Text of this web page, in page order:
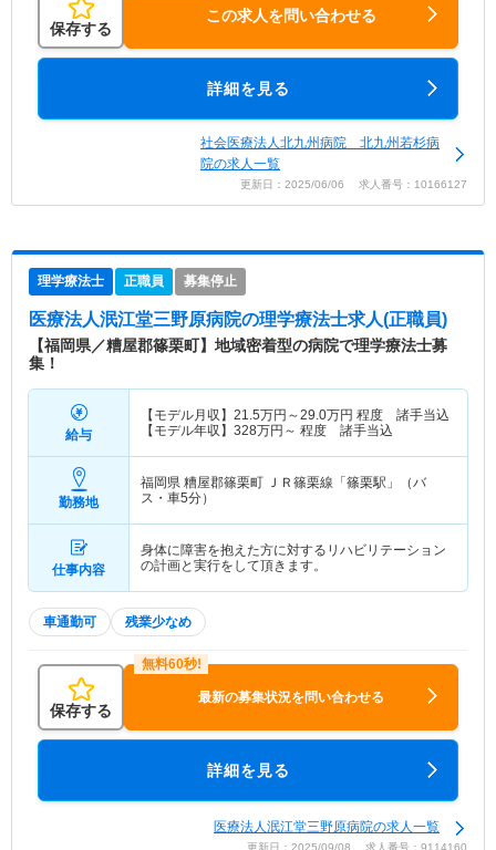
保存する
この求人を問い合わせる
詳細を見る
社会医療法人北九州病院 北九州若杉病
院の求人一覧
更新日：2025/06/06 求人番号：10166127
理学療法士 正職員 募集停止
医療法人泯江堂三野原病院の理学療法士求人(正職員)
【福岡県／糟屋郡篠栗町】地域密着型の病院で理学療法士募
集！
給与
【モデル月収】 21.5万円～29.0万円 程度 諸手当込
【モデル年収】 328万円～ 程度 諸手当込
勤務地
福岡県 糟屋郡篠栗町 ＪＲ篠栗線「篠栗駅」（バ
ス・車5分）
仕事内容
身体に障害を抱えた方に対するリハビリテーション
の計画と実行をして頂きます。
車通勤可 残業少なめ
保存する
最新の募集状況を問い合わせる
詳細を見る
医療法人泯江堂三野原病院の求人一覧
更新日：2025/09/08 求人番号：9114160